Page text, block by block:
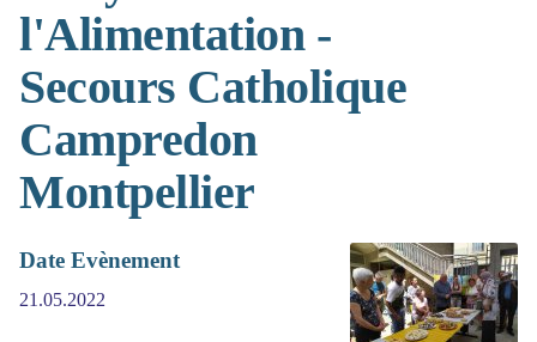
l'Alimentation -
Secours Catholique
Campredon
Montpellier
Date Evènement
21.05.2022